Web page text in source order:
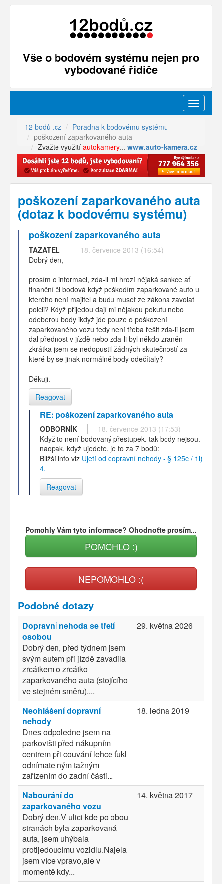
Vše o bodovém systému nejen pro
vybodované řidiče
Menu
12 bodů .cz
Poradna k bodovému systému
poškození zaparkovaného auta
Zvažte využití autokamery... www.auto-kamera.cz
poškození zaparkovaného auta
(dotaz k bodovému systému)
poškození zaparkovaného auta
TAZATEL
18. července 2013 (16:54)
Dobrý den,
prosím o informaci, zda-li mi hrozí nějaká sankce ať
finanční či bodová když poškodím zaparkované auto u
kterého není majitel a budu muset ze zákona zavolat
poicii? Když přijedou dají mi nějakou pokutu nebo
odeberou body ikdyž jde pouze o poškození
zaparkovaného vozu tedy není třeba řešit zda-li jsem
dal přednost v jízdě nebo zda-li byl někdo zraněn
zkrátka jsem se nedopustil žádných skutečností za
které by se jinak normálně body odečítaly?
Děkuji.
Reagovat
RE: poškození zaparkovaného auta
ODBORNÍK
18. července 2013 (17:53)
Když to není bodovaný přestupek, tak body nejsou.
naopak, když ujedete, je to za 7 bodů:
Bližší info viz Ujetí od dopravní nehody - § 125c / 1i)
4.
Reagovat
Pomohly Vám tyto informace? Ohodnoťte prosím...
POMOHLO :)
NEPOMOHLO :(
Podobné dotazy
Dopravní nehoda se třetí
osobou
Dobrý den, před týdnem jsem
svým autem při jízdě zavadila
zrcátkem o zrcátko
zaparkovaného auta (stojícího
ve stejném směru)....
29. května 2026
Neohlášení dopravní
nehody
Dnes odpoledne jsem na
parkovišti před nákupním
centrem při couvání lehce ťukl
odnímatelným tažným
zařízením do zadní části...
18. ledna 2019
Nabourání do
zaparkovaného vozu
Dobrý den.V ulici kde po obou
stranách byla zaparkovaná
auta, jsem uhýbala
protijedoucímu vozidlu.Najela
jsem více vpravo,ale v
momentě kdy...
14. května 2017